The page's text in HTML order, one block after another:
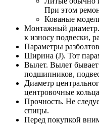
При этом
Кованые
Монтажный диаметр.
к износу подвески,
Параметры
Ширина (J). Тот
Вылет. Вылет
подшипников,
Диаметр
центровочные
Прочность. Не
спицы.
Перед покупкой